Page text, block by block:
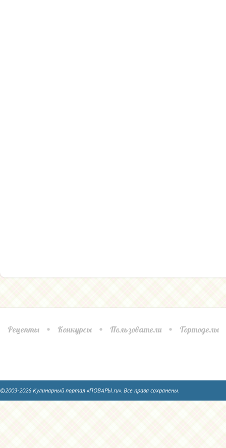
Рецепты Конкурсы Пользователи Тортоделы
©2003-2026 Кулинарный портал «ПОВАРЫ.ru». Все права сохранены.